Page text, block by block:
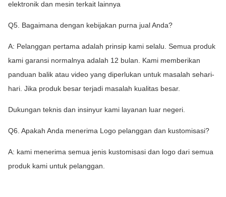
elektronik dan mesin terkait lainnya
Q5. Bagaimana dengan kebijakan purna jual Anda?
A: Pelanggan pertama adalah prinsip kami selalu. Semua produk
kami garansi normalnya adalah 12 bulan. Kami memberikan
panduan balik atau video yang diperlukan untuk masalah sehari-
hari. Jika produk besar terjadi masalah kualitas besar.
Dukungan teknis dan insinyur kami layanan luar negeri.
Q6. Apakah Anda menerima Logo pelanggan dan kustomisasi?
A: kami menerima semua jenis kustomisasi dan logo dari semua
produk kami untuk pelanggan.